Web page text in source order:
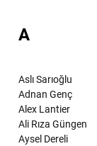
A
Aslı Sarıoğlu
Adnan Genç
Alex Lantier
Ali Rıza Güngen
Aysel Dereli